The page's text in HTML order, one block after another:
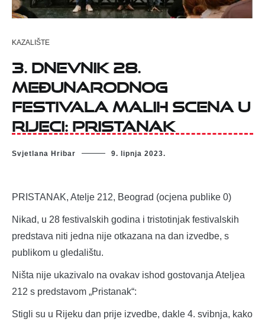
KAZALIŠTE
3. DNEVNIK 28.
MEĐUNARODNOG
FESTIVALA MALIH SCENA U
RIJECI: Pristanak
Svjetlana Hribar 9. lipnja 2023.
PRISTANAK, Atelje 212, Beograd (ocjena publike 0)
Nikad, u 28 festivalskih godina i tristotinjak festivalskih
predstava niti jedna nije otkazana na dan izvedbe, s
publikom u gledalištu.
Ništa nije ukazivalo na ovakav ishod gostovanja Ateljea
212 s predstavom „Pristanak“:
Stigli su u Rijeku dan prije izvedbe, dakle 4. svibnja, kako